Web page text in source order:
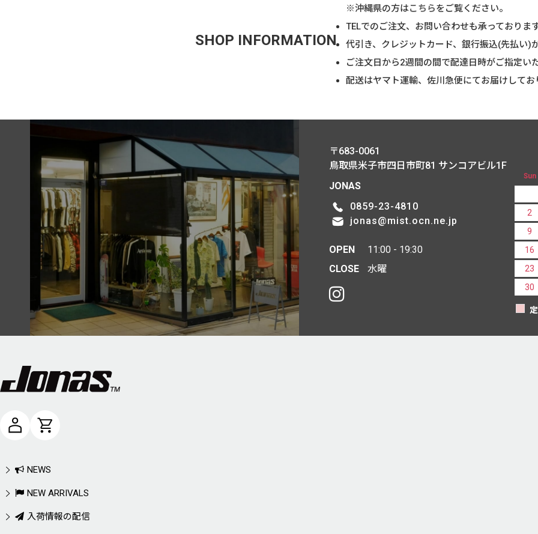
SHOP INFORMATION
※沖縄県の方はこちらをご覧ください。
TELでのご注文、お問い合わせも承っておりま
代引き、クレジットカード、銀行振込(先払い)
ご注文日から2週間の間で配達日時がご指定い
配送はヤマト運輸、佐川急便にてお届けしてお
〒683-0061
鳥取県米子市四日市町81 サンコアビル1F
JONAS
0859-23-4810
jonas@mist.ocn.ne.jp
OPEN
11:00 - 19:30
CLOSE
水曜
Sun
2
9
16
23
30
NEWS
NEW ARRIVALS
入荷情報の配信